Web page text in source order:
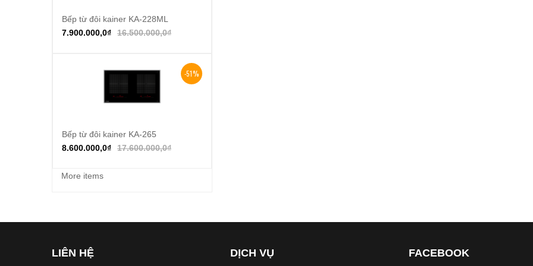
Thêm vào giỏ hàng
Bếp từ đôi kainer KA-228ML
16.500.000,0₫
7.900.000,0₫
-51%
Thêm vào giỏ hàng
Bếp từ đôi kainer KA-265
17.600.000,0₫
8.600.000,0₫
More items
LIÊN HỆ DỊCH VỤ FACEBOOK